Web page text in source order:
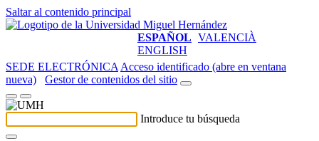
Saltar al contenido principal
ESPAÑOL VALENCIÀ
ENGLISH
SEDE ELECTRÓNICA Acceso identificado (abre en ventana
nueva)
Gestor de contenidos del sitio
Introduce tu búsqueda